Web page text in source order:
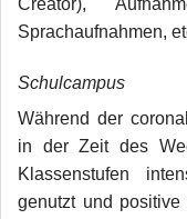
Creator),
Sprachaufnahmen,
Schulcampus
Während der
in der Zeit des
Klassenstufen
genutzt und positive